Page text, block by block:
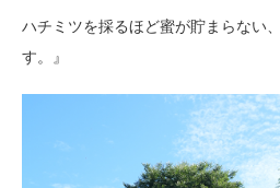
ハチミツを採るほど蜜が貯まらない、
す。』